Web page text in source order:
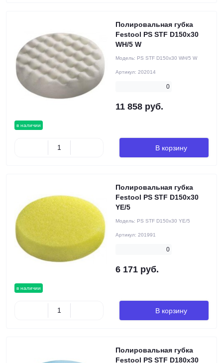
в наличии
Полировальная губка
Festool PS STF D150x30
WH/5 W
Модель: PS STF D150x30 WH/5 W
Артикул: 202014
0
11 858 руб.
В корзину
в наличии
Полировальная губка
Festool PS STF D150x30
YE/5
Модель: PS STF D150x30 YE/5
Артикул: 201991
0
6 171 руб.
В корзину
Полировальная губка
Festool PS STF D180x30